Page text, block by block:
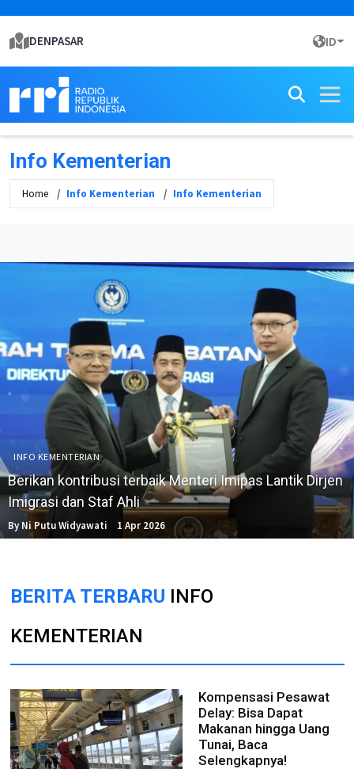
DENPASAR ID
Info Kementerian
Home Info Kementerian Info Kementerian
INFO KEMENTERIAN
Berikan kontribusi terbaik Menteri Imipas Lantik Dirjen
Imigrasi dan Staf Ahli
By Ni Putu Widyawati 1 Apr 2026
BERITA TERBARU INFO
KEMENTERIAN
Kompensasi Pesawat
Delay: Bisa Dapat
Makanan hingga Uang
Tunai, Baca
Selengkapnya!